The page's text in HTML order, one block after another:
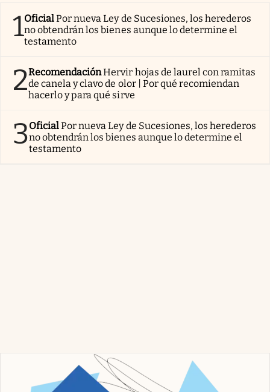
1OficialPor nueva Ley de Sucesiones, los herederos
no obtendrán los bienes aunque lo determine el
testamento
2RecomendaciónHervir hojas de laurel con ramitas
de canela y clavo de olor | Por qué recomiendan
hacerlo y para qué sirve
3OficialPor nueva Ley de Sucesiones, los herederos
no obtendrán los bienes aunque lo determine el
testamento